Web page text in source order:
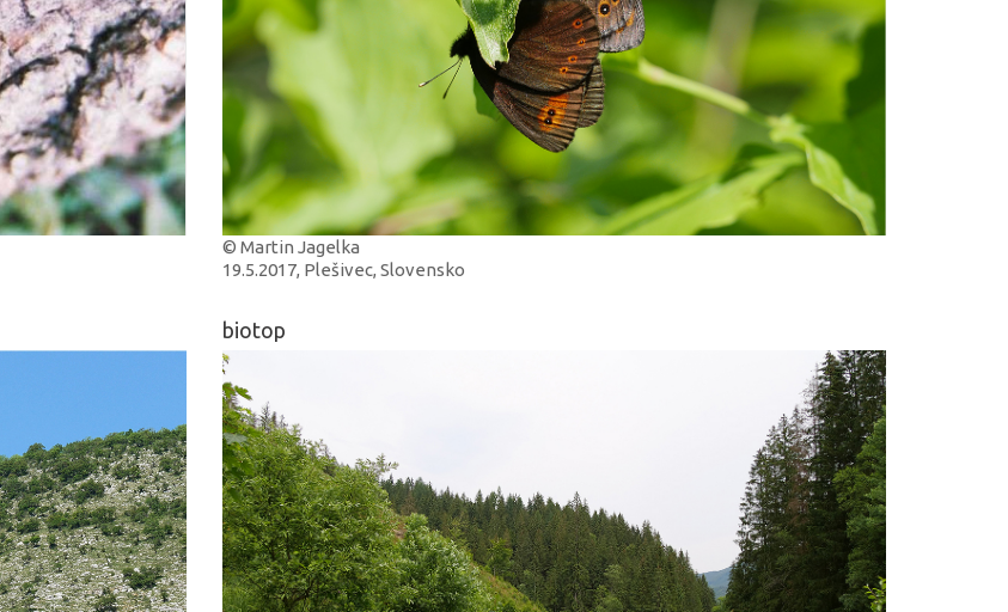
© Martin Jagelka
19.5.2017, Plešivec, Slovensko
biotop